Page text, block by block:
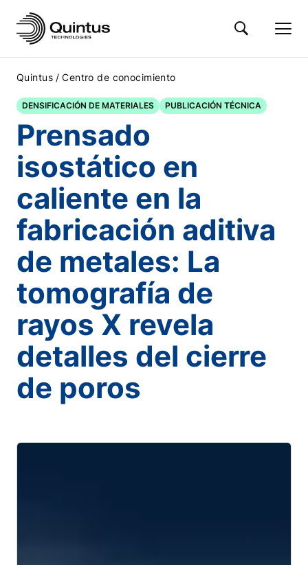
Quintus / Centro de conocimiento
DENSIFICACIÓN DE MATERIALES PUBLICACIÓN TÉCNICA
Prensado
isostático en
caliente en la
fabricación aditiva
de metales: La
tomografía de
rayos X revela
detalles del cierre
de poros